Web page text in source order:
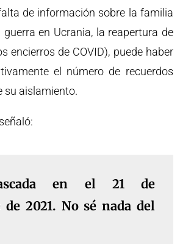
de información sobre la familia
en Ucrania, la reapertura de
encierros de COVID), puede haber
el número de recuerdos
su aislamiento.
en el 21 de
2021. No sé nada del